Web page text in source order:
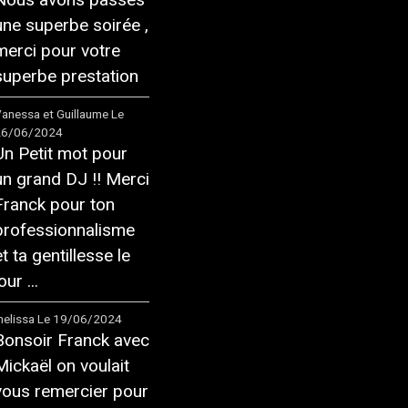
superbe soirée ,
pour votre
prestation
et Guillaume Le
06/2024
Petit mot pour
grand DJ !! Merci
pour ton
ta gentillesse le
...
Le 19/06/2024
Franck avec
on voulait
remercier pour